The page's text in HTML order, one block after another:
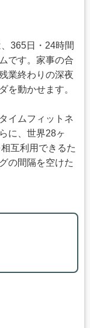
365日・24時間
です。家事の合
業終わりの深夜
を動かせます。
イムフィットネ
に、世界28ヶ
互利用できるた
の間隔を空けた